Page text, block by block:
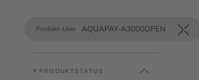
Produkt-Linie AQUAPAY-A3000OPEN
PRODUKTSTATUS